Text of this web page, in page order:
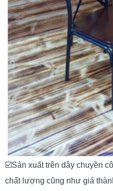
☑️Sản xuất trên dây chuyền
chất lượng cũng như giá